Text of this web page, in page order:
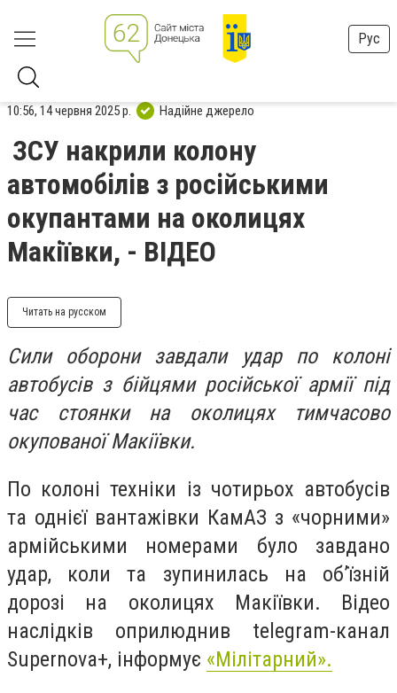
Рус
10:56, 14 червня 2025 р. Надійне джерело
ЗСУ накрили колону
автомобілів з російськими
окупантами на околицях
Макіївки, - ВІДЕО
Читать на русском
Сили оборони завдали удар по колоні
автобусів з бійцями російської армії під
час стоянки на околицях тимчасово
окупованої Макіївки.
По колоні техніки із чотирьох автобусів
та однієї вантажівки КамАЗ з «чорними»
армійськими номерами було завдано
удар, коли та зупинилась на об’їзній
дорозі на околицях Макіївки. Відео
наслідків оприлюднив telegram-канал
Supernova+, інформує «Мілітарний».